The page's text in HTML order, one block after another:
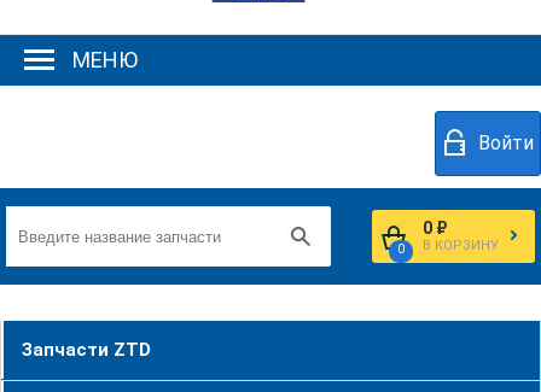
МЕНЮ
Войти
0
0 ₽
В КОРЗИНУ
Запчасти ZTD